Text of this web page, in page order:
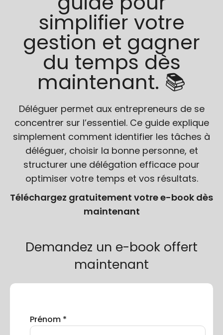
simplifier votre
gestion et gagner
du temps dès
maintenant. 📚
Déléguer permet aux entrepreneurs de se
concentrer sur l’essentiel. Ce guide explique
simplement comment identifier les tâches à
déléguer, choisir la bonne personne, et
structurer une délégation efficace pour
optimiser votre temps et vos résultats.
Téléchargez gratuitement votre e-book dès
maintenant
Demandez un e-book offert
maintenant